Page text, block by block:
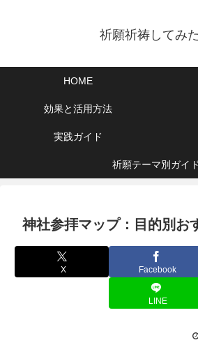
祈願祈祷してみ
HOME
効果と活用方法
実践ガイド
祈願テーマ別ガイド
神社参拝マップ：目的別お
X Facebook
LINE